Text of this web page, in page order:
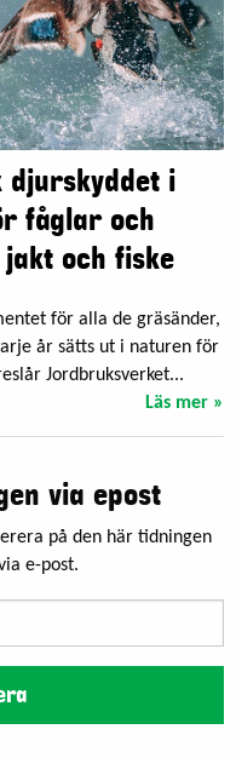
i
fåglar och
och fiske
för alla de gräsänder,
år sätts ut i naturen för
Jordbruksverket...
Läs mer »
via epost
på den här tidningen
e-post.